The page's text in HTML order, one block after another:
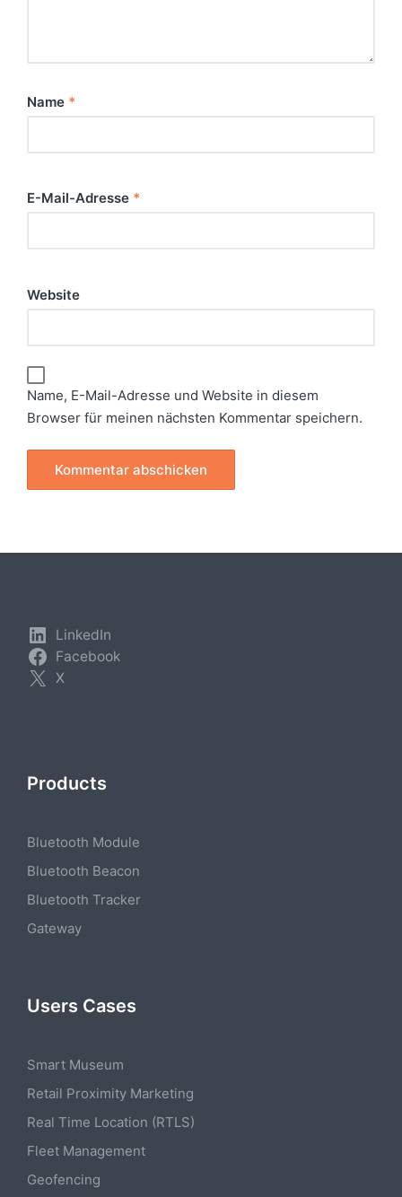
Name *
E-Mail-Adresse *
Website
Name, E-Mail-Adresse und Website in diesem
Browser für meinen nächsten Kommentar speichern.
LinkedIn
Facebook
X
Products
Bluetooth Module
Bluetooth Beacon
Bluetooth Tracker
Gateway
Users Cases
Smart Museum
Retail Proximity Marketing
Real Time Location (RTLS)
Fleet Management
Geofencing